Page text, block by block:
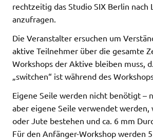
rechtzeitig das Studio SIX Berlin nach
anzufragen.
Die Veranstalter ersuchen um
aktive Teilnehmer über die gesamte
Workshops der Aktive bleiben muss,
„switchen“ ist während des
Eigene Seile werden nicht benötigt –
aber eigene Seile verwendet werden,
oder Jute bestehen und ca. 6 mm
Für den Anfänger-Workshop werden